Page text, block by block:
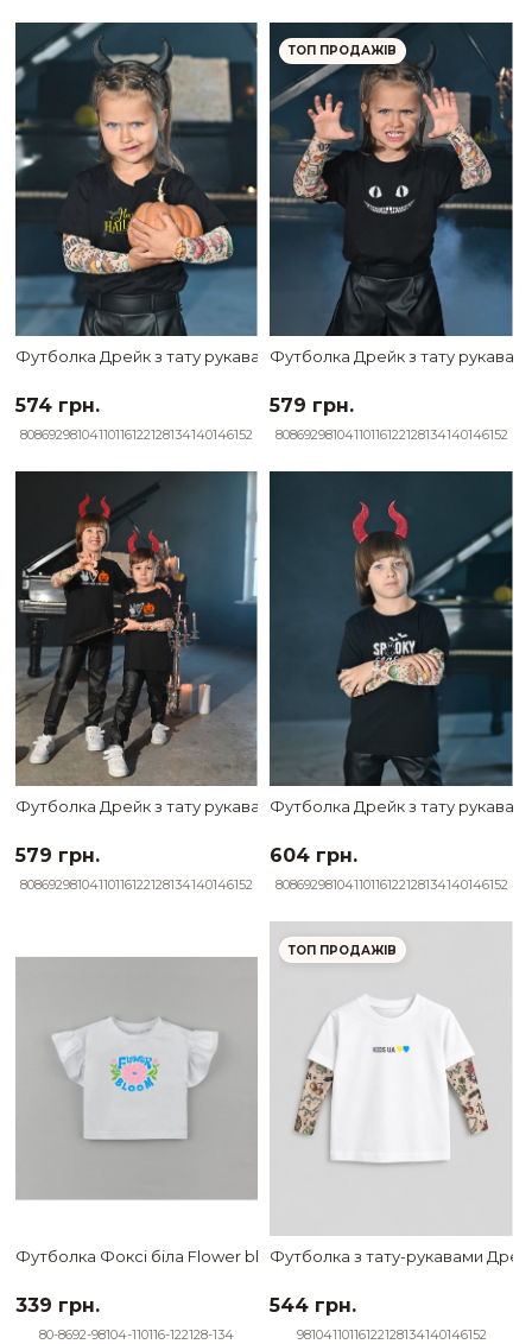
Футболка Дрейк з тату рукавами tattoo style Happy Halloween
574 грн.
80869298104110116122128134140146152
ТОП ПРОДАЖІВ
Футболка Дрейк з тату
579 грн.
80869298104110116122128134140146152
Футболка Дрейк з тату рукавами tattoo style Peace Love
579 грн.
80869298104110116122128134140146152
Футболка Дрейк з тату
604 грн.
80869298104110116122128134140146152
Футболка Фоксі біла Flower bloom
339 грн.
80-8692-98104-110116-122128-134
ТОП ПРОДАЖІВ
Футболка з тату-рукавами
544 грн.
98104110116122128134140146152